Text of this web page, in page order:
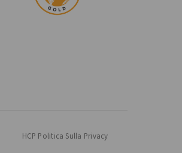
HCP Politica Sulla Privacy